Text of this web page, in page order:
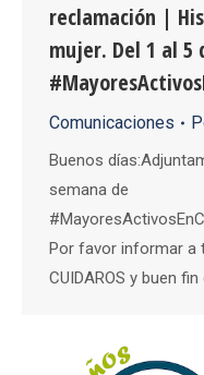
reclamación |
mujer. Del 1 al 5
Comunicaciones
Buenos
semana de
Por favor informar a
CUIDAROS y buen